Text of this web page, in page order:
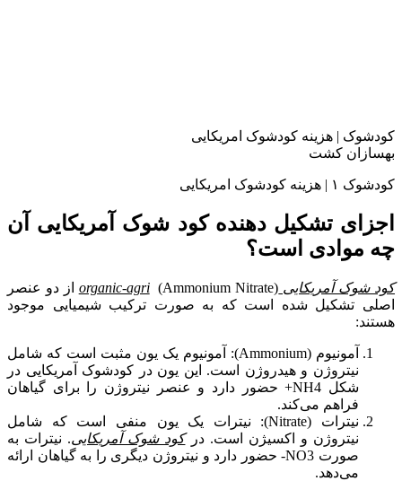
کودشوک | هزینه کودشوک امریکایی
بهسازان کشت
کودشوک ۱ | هزینه کودشوک امریکایی
اجزای تشکیل دهنده کود شوک آمریکایی آن
چه موادی است؟
کود شوک آمریکایی organic-agri (Ammonium Nitrate) از دو عنصر
اصلی تشکیل شده است که به صورت ترکیب شیمیایی موجود
هستند:
آمونیوم (Ammonium): آمونیوم یک یون مثبت است که شامل
نیتروژن و هیدروژن است. این یون در کودشوک آمریکایی در
شکل NH4+ حضور دارد و عنصر نیتروژن را برای گیاهان
فراهم می‌کند.
نیترات (Nitrate): نیترات یک یون منفی است که شامل
نیتروژن و اکسیژن است. درکود شوک آمریکایی. نیترات به
صورت NO3- حضور دارد و نیتروژن دیگری را به گیاهان ارائه
می‌دهد.